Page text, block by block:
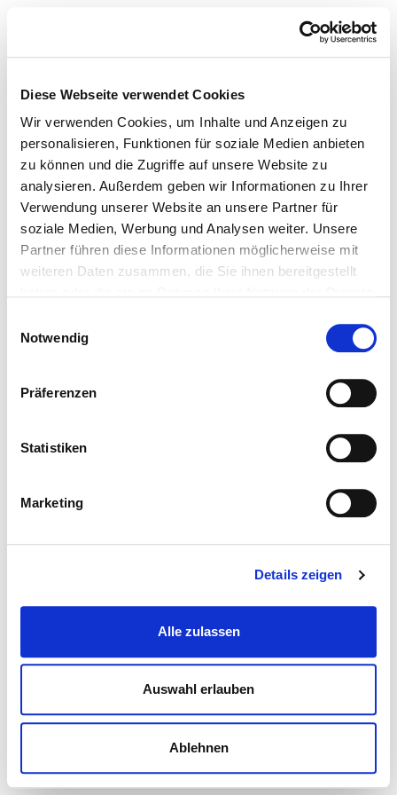
Diese Webseite verwendet Cookies
Wir verwenden Cookies, um Inhalte und Anzeigen zu
personalisieren, Funktionen für soziale Medien anbieten
zu können und die Zugriffe auf unsere Website zu
analysieren. Außerdem geben wir Informationen zu Ihrer
Verwendung unserer Website an unsere Partner für
soziale Medien, Werbung und Analysen weiter. Unsere
Partner führen diese Informationen möglicherweise mit
weiteren Daten zusammen, die Sie ihnen bereitgestellt
Notwendig
Präferenzen
Statistiken
Marketing
Details zeigen
Alle zulassen
Auswahl erlauben
Ablehnen